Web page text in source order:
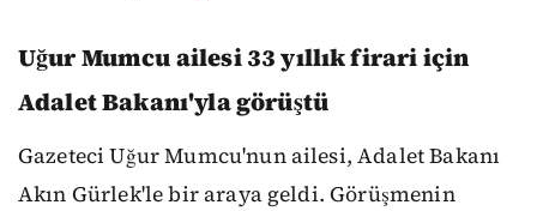
Uğur Mumcu ailesi 33 yıllık firari için
Adalet Bakanı'yla görüştü
Gazeteci Uğur Mumcu'nun ailesi, Adalet Bakanı
Akın Gürlek'le bir araya geldi. Görüşmenin